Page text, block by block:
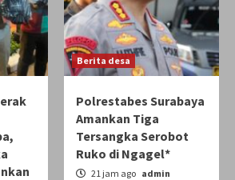
Berita desa
Polrestabes Surabaya
Amankan Tiga
Tersangka Serobot
Ruko di Ngagel*
21 jam ago admin